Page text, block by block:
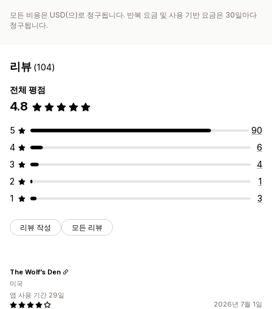
모든 비용은 USD(으)로 청구됩니다. 반복 요금 및 사용 기반 요금은 30일마다
청구됩니다.
리뷰 (104)
전체 평점
4.8
5
90
4
6
3
4
2
1
1
3
리뷰 작성 모든 리뷰
2026년 7월 1일
The Wolf's Den
미국
앱 사용 기간 29일